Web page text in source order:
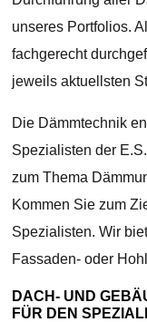
unseres Portfolios.
fachgerecht
jeweils aktuellsten
Die Dämmtechnik
Spezialisten der
zum Thema
Kommen Sie zum
Spezialisten. Wir
Fassaden- oder
DACH- UND
FÜR DEN